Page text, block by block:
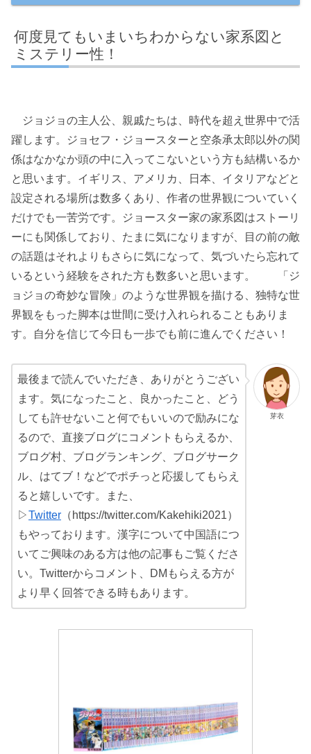
何度見てもいまいちわからない家系図と
ミステリー性！
ジョジョの主人公、親戚たちは、時代を超え世界中で活
躍します。ジョセフ・ジョースターと空条承太郎以外の関
係はなかなか頭の中に入ってこないという方も結構いるか
と思います。イギリス、アメリカ、日本、イタリアなどと
設定される場所は数多くあり、作者の世界観についていく
だけでも一苦労です。ジョースター家の家系図はストーリ
ーにも関係しており、たまに気になりますが、目の前の敵
の話題はそれよりもさらに気になって、気づいたら忘れて
いるという経験をされた方も数多いと思います。 「ジ
ョジョの奇妙な冒険」のような世界観を描ける、独特な世
界観をもった脚本は世間に受け入れられることもありま
す。自分を信じて今日も一歩でも前に進んでください！
芽衣
最後まで読んでいただき、ありがとうござい
ます。気になったこと、良かったこと、どう
しても許せないこと何でもいいので励みにな
るので、直接ブログにコメントもらえるか、
ブログ村、ブログランキング、ブログサーク
ル、はてブ！などでポチっと応援してもらえ
ると嬉しいです。また、
▷Twitter （https://twitter.com/Kakehiki2021）
もやっております。漢字について中国語につ
いてご興味のある方は他の記事もご覧くださ
い。Twitterからコメント、DMもらえる方が
より早く回答できる時もあります。